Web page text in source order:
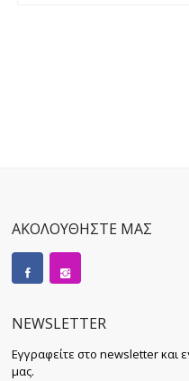
ΑΚΟΛΟΥΘΗΣΤΕ ΜΑΣ
NEWSLETTER
Εγγραφείτε στο newsletter και
μας.